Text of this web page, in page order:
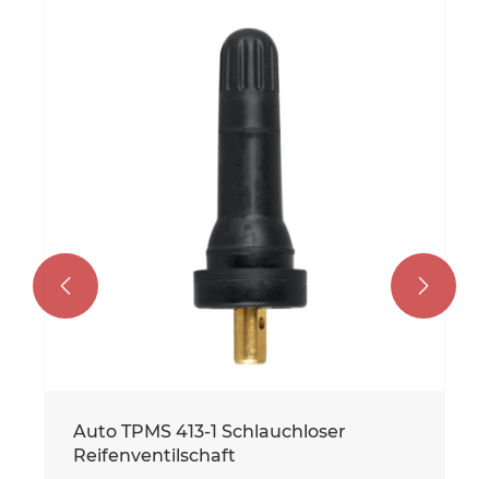
Auto TPMS 413-1 Schlauchloser
Reifenventilschaft
 